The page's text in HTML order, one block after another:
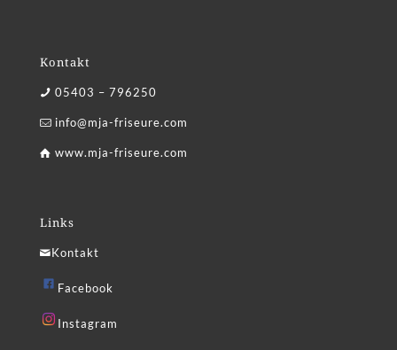
Kontakt
05403 – 796250
info@mja-friseure.com
www.mja-friseure.com
Links
Kontakt
Facebook
Instagram